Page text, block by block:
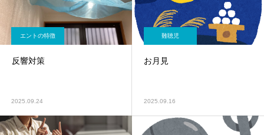
エントの特徴
反響対策
2025.09.24
難聴児
お月見
2025.09.16